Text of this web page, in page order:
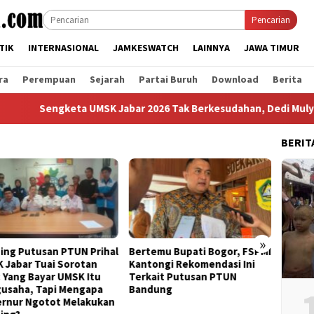
Pencarian
INTERNASIONAL JAMKESWATCH LAINNYA JAWA TIMUR
Perempuan Sejarah Partai Buruh Download Berita
UMSK Jabar 2026 Tak Berkesudahan, Dedi Mulyadi
»
Bupati Bogor, FSPMI
Rekomendasi Ini
Putusan PTUN
KDM Banding Putusan PTUN,
KSPI Jabar Akan Lakukan Aksi
Unjuk Rasa Besar
Keras
atas